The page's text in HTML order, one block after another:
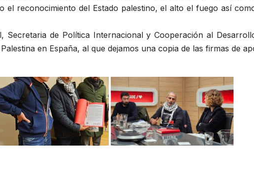
el reconocimiento del Estado palestino, el alto el fuego así
Secretaria de Política Internacional y Cooperación al
en España, al que dejamos una copia de las firmas de